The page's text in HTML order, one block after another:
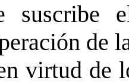
suscribe
de
virtud de